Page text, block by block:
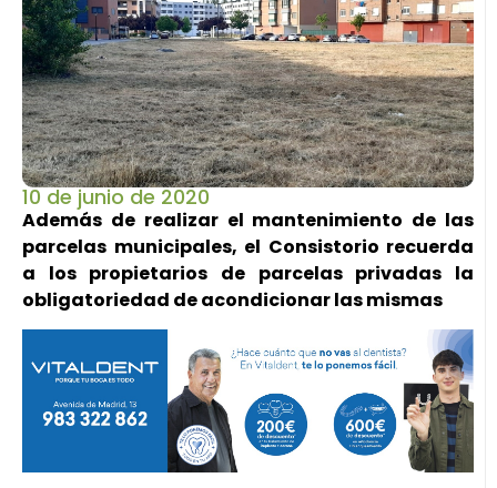
10 de junio de 2020
Además de realizar el mantenimiento de las
parcelas municipales, el Consistorio recuerda
a los propietarios de parcelas privadas la
obligatoriedad de acondicionar las mismas